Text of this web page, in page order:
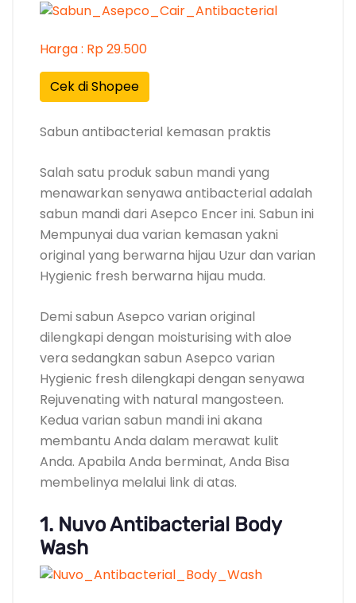
Harga : Rp 29.500
Cek di Shopee
Sabun antibacterial kemasan praktis
Salah satu produk sabun mandi yang
menawarkan senyawa antibacterial adalah
sabun mandi dari Asepco Encer ini. Sabun ini
Mempunyai dua varian kemasan yakni
original yang berwarna hijau Uzur dan varian
Hygienic fresh berwarna hijau muda.
Demi sabun Asepco varian original
dilengkapi dengan moisturising with aloe
vera sedangkan sabun Asepco varian
Hygienic fresh dilengkapi dengan senyawa
Rejuvenating with natural mangosteen.
Kedua varian sabun mandi ini akana
membantu Anda dalam merawat kulit
Anda. Apabila Anda berminat, Anda Bisa
membelinya melalui link di atas.
1. Nuvo Antibacterial Body
Wash